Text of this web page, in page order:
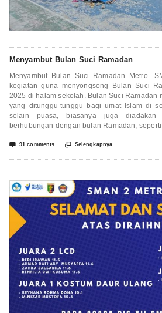
Menyambut Bulan Suci Ramadan
Menyambut Bulan Suci Ramadan Metro-
kegiatan guna menyongsong Bulan Suci
2025 di halam sekolah. Bulan Suci Ramadan
yang ditunggu-tunggu bagi umat Islam di
selain puasa, biasanya juga diadakan
berhubungan dengan bulan Ramadan, seperti
 91 comments  Selengkapnya